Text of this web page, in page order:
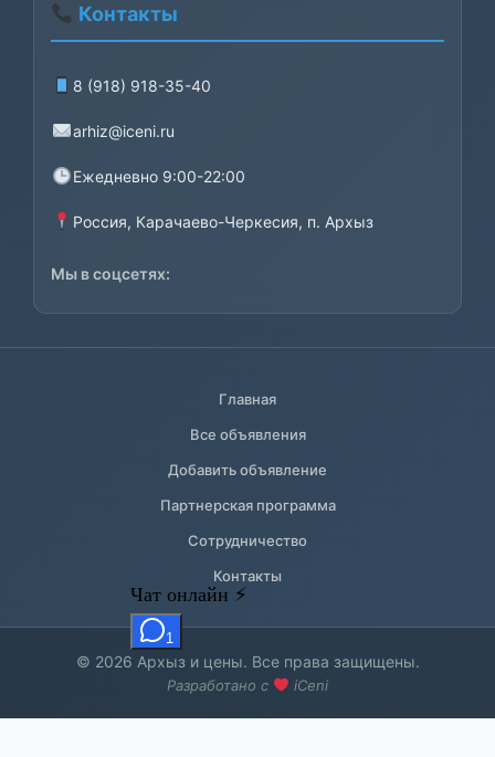
Контакты
8 (918) 918-35-40
arhiz@iceni.ru
Ежедневно 9:00-22:00
Россия, Карачаево-Черкесия, п. Архыз
Мы в соцсетях:
Главная
Все объявления
Добавить объявление
Партнерская программа
Сотрудничество
Контакты
© 2026 Архыз и цены. Все права защищены.
Разработано с iCeni